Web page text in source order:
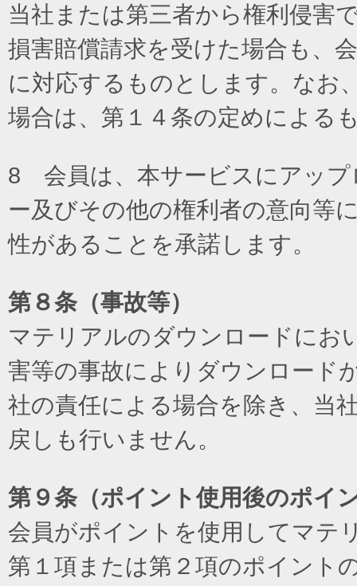
当社または第三者から権利侵害
損害賠償請求を受けた場合も、
に対応するものとします。なお
場合は、第１４条の定めによる
8 会員は、本サービスにアップ
ー及びその他の権利者の意向等
性があることを承諾します。
第８条（事故等）
マテリアルのダウンロードにお
害等の事故によりダウンロード
社の責任による場合を除き、当
戻しも行いません。
第９条（ポイント使用後のポイ
会員がポイントを使用してマテ
第１項または第２項のポイント